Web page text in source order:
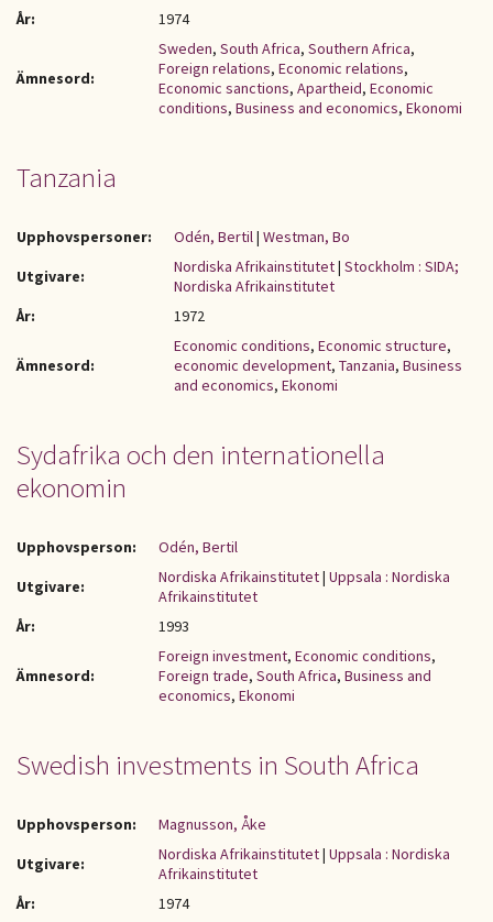
År:
1974
Ämnesord:
Sweden, South Africa, Southern Africa,
Foreign relations, Economic relations,
Economic sanctions, Apartheid, Economic
conditions, Business and economics, Ekonomi
Tanzania
Upphovspersoner: Odén, Bertil| Westman, Bo
Utgivare:
Nordiska Afrikainstitutet| Stockholm : SIDA;
Nordiska Afrikainstitutet
År:
1972
Ämnesord:
Economic conditions, Economic structure,
economic development, Tanzania, Business
and economics, Ekonomi
Sydafrika och den internationella
ekonomin
Upphovsperson:
Odén, Bertil
Utgivare:
Nordiska Afrikainstitutet| Uppsala : Nordiska
Afrikainstitutet
År:
1993
Ämnesord:
Foreign investment, Economic conditions,
Foreign trade, South Africa, Business and
economics, Ekonomi
Swedish investments in South Africa
Upphovsperson:
Magnusson, Åke
Utgivare:
Nordiska Afrikainstitutet| Uppsala : Nordiska
Afrikainstitutet
År:
1974